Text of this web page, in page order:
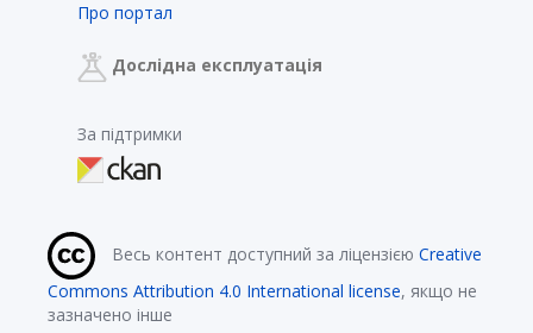
Про портал
Дослідна експлуатація
За підтримки
Весь контент доступний за ліцензією Creative
Commons Attribution 4.0 International license, якщо не
зазначено інше